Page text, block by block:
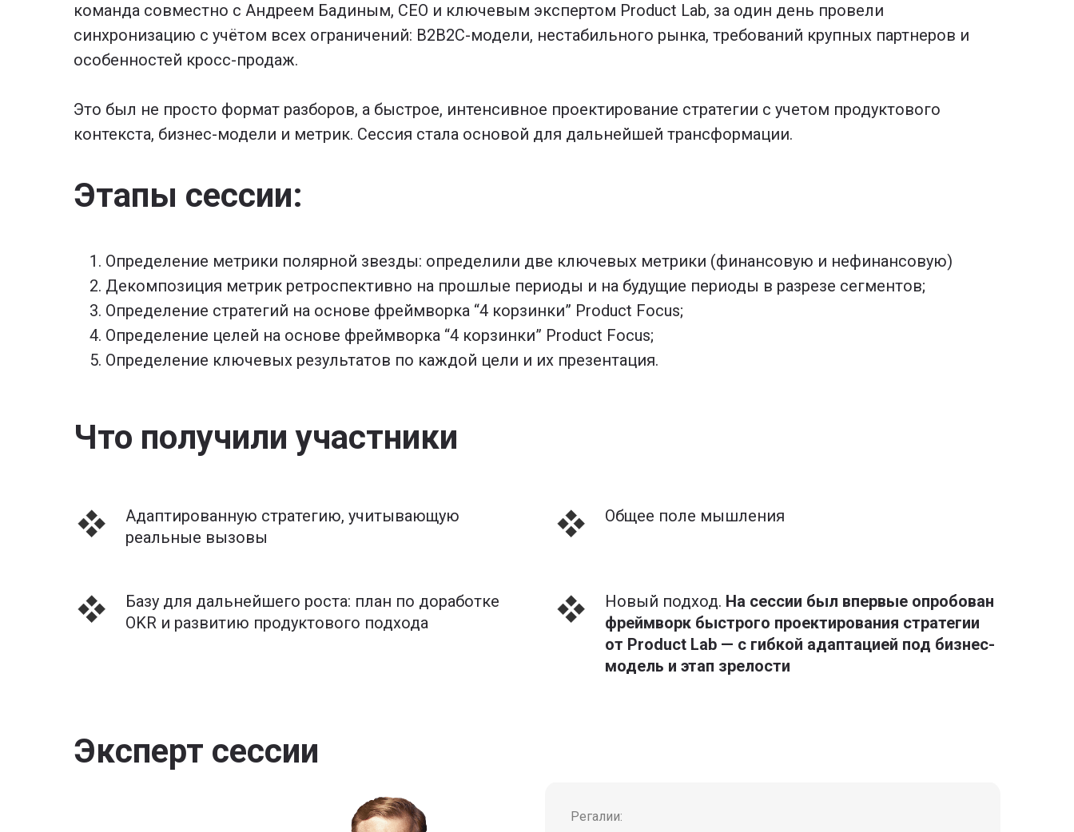
команда совместно с Андреем Бадиным, CEO и ключевым экспертом Product Lab, за один день провели
синхронизацию с учётом всех ограничений: B2B2C-модели, нестабильного рынка, требований крупных партнеров и
особенностей кросс-продаж.
Это был не просто формат разборов, а быстрое, интенсивное проектирование стратегии с учетом продуктового
контекста, бизнес-модели и метрик. Сессия стала основой для дальнейшей трансформации.
Этапы сессии:
Определение метрики полярной звезды: определили две ключевых метрики (финансовую и нефинансовую)
Декомпозиция метрик ретроспективно на прошлые периоды и на будущие периоды в разрезе сегментов;
Определение стратегий на основе фреймворка “4 корзинки” Product Focus;
Определение целей на основе фреймворка “4 корзинки” Product Focus;
Определение ключевых результатов по каждой цели и их презентация.
Что получили участники
Адаптированную стратегию, учитывающую
реальные вызовы
Общее поле мышления
Базу для дальнейшего роста: план по доработке
OKR и развитию продуктового подхода
Новый подход. На сессии был впервые опробован
фреймворк быстрого проектирования стратегии
от Product Lab — с гибкой адаптацией под бизнес-
модель и этап зрелости
Эксперт сессии
Регалии: